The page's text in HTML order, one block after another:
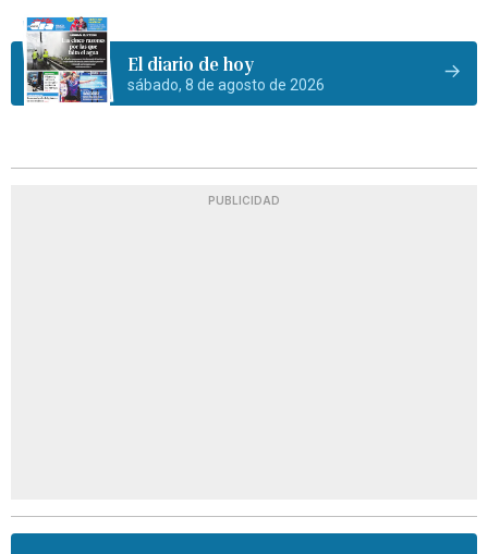
El diario de hoy
sábado, 8 de agosto de 2026
PUBLICIDAD